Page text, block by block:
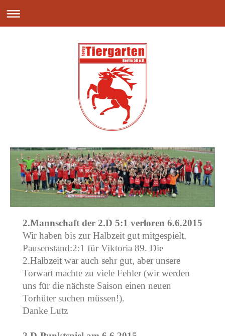
2.Mannschaft der 2.D 5:1 verloren 6.6.2015
Wir haben bis zur Halbzeit gut mitgespielt,
Pausenstand:2:1 für Viktoria 89. Die
2.Halbzeit war auch sehr gut, aber unsere
Torwart machte zu viele Fehler (wir werden
uns für die nächste Saison einen neuen
Torhüter suchen müssen!).
Danke Lutz